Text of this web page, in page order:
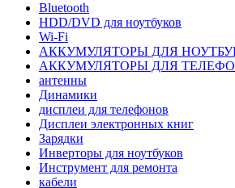
Bluetooth
HDD/DVD для ноутбуков
Wi-Fi
АККУМУЛЯТОРЫ ДЛЯ
АККУМУЛЯТОРЫ ДЛЯ
антенны
Динамики
дисплеи для телефонов
Дисплеи электронных книг
Зарядки
Инверторы для ноутбуков
Инструмент для ремонта
кабели